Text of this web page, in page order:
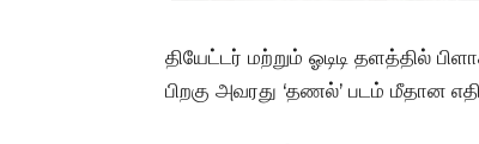
தியேட்டர் மற்றும் ஓடிடி தளத்தில்
பிறகு அவரது ‘தணல்’ படம் மீதான